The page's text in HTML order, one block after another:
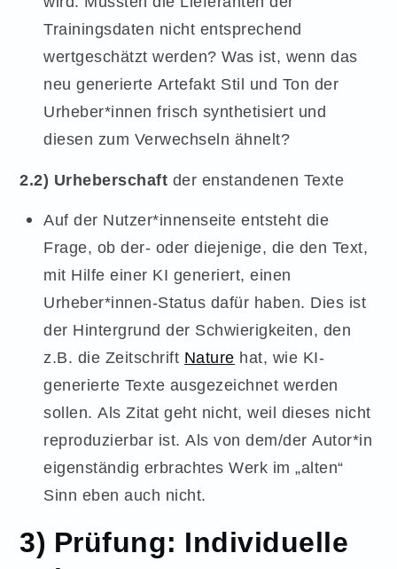
Trainingsdaten nicht entsprechend
wertgeschätzt werden? Was ist, wenn das
neu generierte Artefakt Stil und Ton der
Urheber*innen frisch synthetisiert und
diesen zum Verwechseln ähnelt?
2.2) Urheberschaft der enstandenen Texte
Auf der Nutzer*innenseite entsteht die
Frage, ob der- oder diejenige, die den Text,
mit Hilfe einer KI generiert, einen
Urheber*innen-Status dafür haben. Dies ist
der Hintergrund der Schwierigkeiten, den
z.B. die Zeitschrift Nature hat, wie KI-
generierte Texte ausgezeichnet werden
sollen. Als Zitat geht nicht, weil dieses nicht
reproduzierbar ist. Als von dem/der Autor*in
eigenständig erbrachtes Werk im „alten“
Sinn eben auch nicht.
3) Prüfung: Individuelle